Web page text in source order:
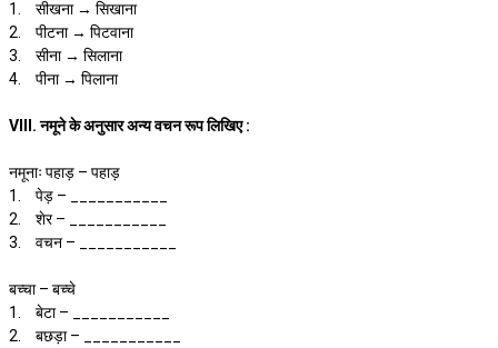
1.
सीखना → सिखाना
2.
पीटना → पिटवाना
3.
सीना → सिलाना
4.
पीना → पिलाना
VIII. नमूने के अनुसार अन्य वचन रूप लिखिए :
नमूनाः पहाड़ – पहाड़
1.
पेड़ – ___________
2.
शेर – ___________
3.
वचन – ___________
बच्चा – बच्चे
1.
बेटा – ___________
2.
बछड़ा – ___________